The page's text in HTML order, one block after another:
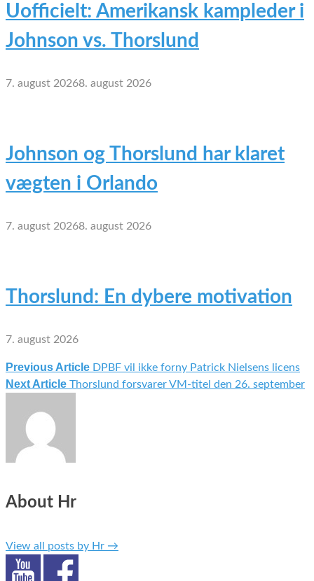
Uofficielt: Amerikansk kampleder i
Johnson vs. Thorslund
7. august 20268. august 2026
Johnson og Thorslund har klaret
vægten i Orlando
7. august 20268. august 2026
Thorslund: En dybere motivation
7. august 2026
Indlægsnavigation
Previous Article DPBF vil ikke forny Patrick Nielsens licens
Next Article Thorslund forsvarer VM-titel den 26. september
About Hr
View all posts by Hr →